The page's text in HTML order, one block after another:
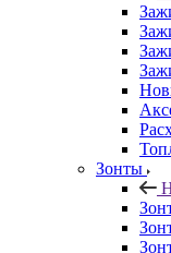
Зонты